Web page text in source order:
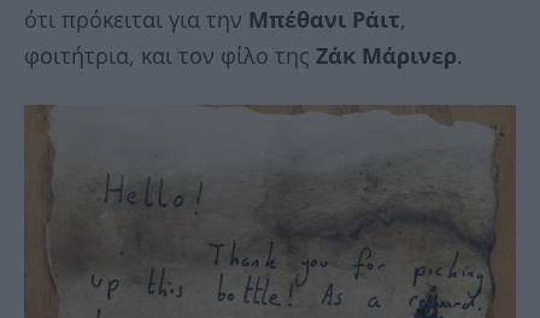
ότι πρόκειται για την Μπέθανι Ράιτ,
φοιτήτρια, και τον φίλο της Ζάκ Μάρινερ.